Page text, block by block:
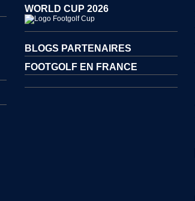
WORLD CUP 2026
BLOGS PARTENAIRES
FOOTGOLF EN FRANCE